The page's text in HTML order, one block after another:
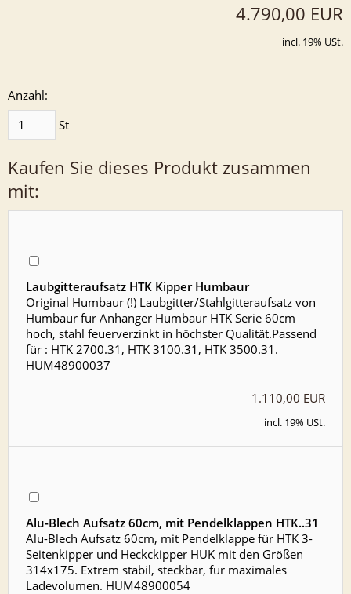
4.790,00 EUR
incl. 19% USt.
Anzahl:
St
Kaufen Sie dieses Produkt zusammen
mit:
Laubgitteraufsatz HTK Kipper Humbaur
Original Humbaur (!) Laubgitter/Stahlgitteraufsatz von
Humbaur für Anhänger Humbaur HTK Serie 60cm
hoch, stahl feuerverzinkt in höchster Qualität.Passend
für : HTK 2700.31, HTK 3100.31, HTK 3500.31.
HUM48900037
1.110,00 EUR
incl. 19% USt.
Alu-Blech Aufsatz 60cm, mit Pendelklappen HTK..31
Alu-Blech Aufsatz 60cm, mit Pendelklappe für HTK 3-
Seitenkipper und Heckckipper HUK mit den Größen
314x175. Extrem stabil, steckbar, für maximales
Ladevolumen. HUM48900054